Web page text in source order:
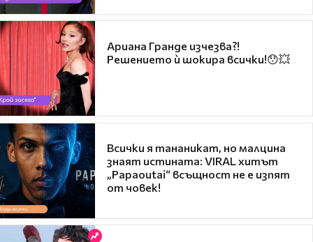
Ариана Гранде изчезва?!
Решението ѝ шокира всички!😯💥
Всички я тананикат, но малцина
знаят истината: VIRAL хитът
„Papaoutai“ всъщност не е изпят
от човек!